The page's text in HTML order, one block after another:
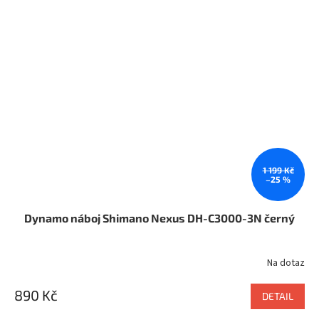
1 199 Kč
–25 %
Dynamo náboj Shimano Nexus DH-C3000-3N černý
Na dotaz
890 Kč DETAIL